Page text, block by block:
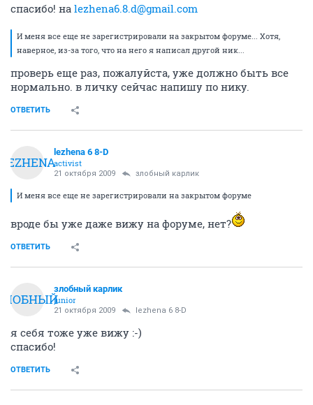
спасибо! на lezhena6.8.d@gmail.com
И меня все еще не зарегистрировали на закрытом форуме... Хотя,
наверное, из-за того, что на него я написал другой ник...
проверь еще раз, пожалуйста, уже должно быть все
нормально. в личку сейчас напишу по нику.
ОТВЕТИТЬ
LEZHENA
lezhena 6 8-D
activist
21 октября 2009 злобный карлик
И меня все еще не зарегистрировали на закрытом форуме
вроде бы уже даже вижу на форуме, нет?
ОТВЕТИТЬ
злобный карлик
junior
21 октября 2009 lezhena 6 8-D
я себя тоже уже вижу :-)
спасибо!
ОТВЕТИТЬ